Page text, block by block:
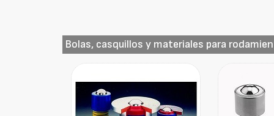
Bolas, casquillos y materiales para